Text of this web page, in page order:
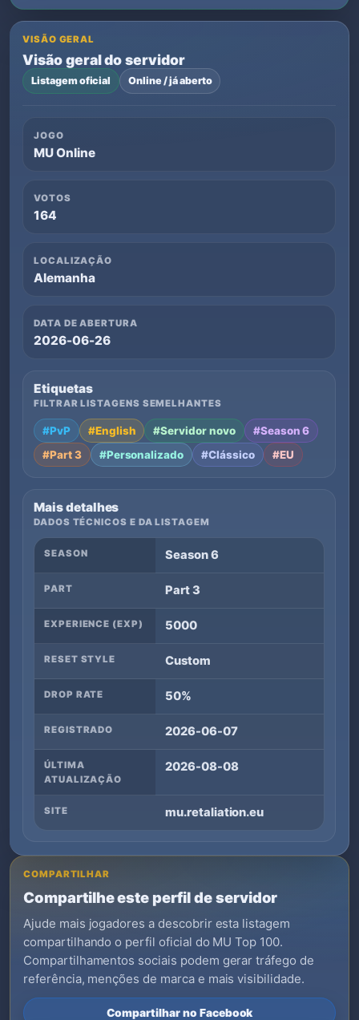
VISÃO GERAL
Visão geral do servidor
Listagem oficial Online / já aberto
JOGO
MU Online
VOTOS
164
LOCALIZAÇÃO
Alemanha
DATA DE ABERTURA
2026-06-26
Etiquetas
FILTRAR LISTAGENS SEMELHANTES
#PvP #English #Servidor novo
#Season 6
#Part 3
#Personalizado #Clássico #EU
Mais detalhes
DADOS TÉCNICOS E DA LISTAGEM
SEASON Season 6
PART Part 3
EXPERIENCE (EXP) 5000
RESET STYLE Custom
DROP RATE 50%
REGISTRADO 2026-06-07
ÚLTIMA
ATUALIZAÇÃO
2026-08-08
SITE mu.retaliation.eu
COMPARTILHAR
Compartilhe este perfil de servidor
Ajude mais jogadores a descobrir esta listagem
compartilhando o perfil oficial do MU Top 100.
Compartilhamentos sociais podem gerar tráfego de
referência, menções de marca e mais visibilidade.
Compartilhar no Facebook